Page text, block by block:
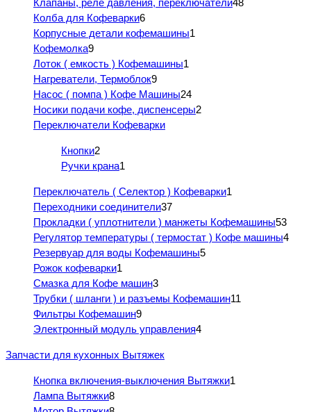
Клапаны, реле давления, переключатели48
Колба для Кофеварки6
Корпусные детали кофемашины1
Кофемолка9
Лоток ( емкость ) Кофемашины1
Нагреватели, Термоблок9
Насос ( помпа ) Кофе Машины24
Носики подачи кофе, диспенсеры2
Переключатели Кофеварки
Кнопки2
Ручки крана1
Переключатель ( Селектор ) Кофеварки1
Переходники соединители37
Прокладки ( уплотнители ) манжеты Кофемашины53
Регулятор температуры ( термостат ) Кофе машины4
Резервуар для воды Кофемашины5
Рожок кофеварки1
Смазка для Кофе машин3
Трубки ( шланги ) и разъемы Кофемашин11
Фильтры Кофемашин9
Электронный модуль управления4
Запчасти для кухонных Вытяжек
Кнопка включения-выключения Вытяжки1
Лампа Вытяжки8